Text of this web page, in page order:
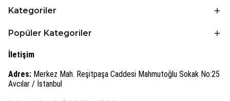
Kategoriler
Popüler Kategoriler
İletişim
Adres: Merkez Mah. Reşitpaşa Caddesi Mahmutoğlu Sokak No:25
Avcılar / İstanbul